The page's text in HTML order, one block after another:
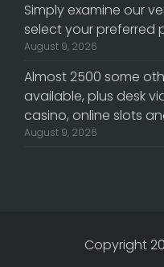
Simply examine our
select your
August 9, 2026
Almost 2500 some
available, plus desk
casino, online slots
August 9, 2026
Copyright